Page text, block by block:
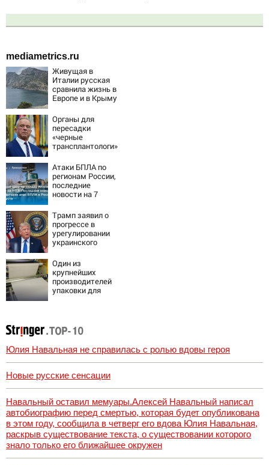
mediametrics.ru
Живущая в
Италии русская
сравнила жизнь в
Европе и в Крыму
Органы для
пересадки
«черные
трансплантологи»
живых пациентов
Атаки БПЛА по
регионам России,
последние
новости на 7
последствия,
атаки на склады
Wildberries,
состояние
пострадавших
Трамп заявил о
прогрессе в
урегулировании
украинского
Один из
крупнейших
производителей
упаковки для
Юлия Навальная не справилась с ролью вдовы героя
Новые русские сенсации
Навальный оставил мемуары.Алексей Навальный написал
автобиографию перед смертью, которая будет опубликована
в этом году, сообщила в четверг его вдова Юлия Навальная,
раскрыв существование текста, о существовании которого
знало только его ближайшее окружен